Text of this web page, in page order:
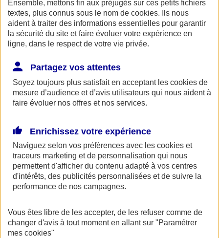
AXA Entraide met à votre disposition, ainsi qu'à celle de vos
proches une ligne de soutien psychologique. Ce service gratuit est
accessible 24h/24 au 0800 77 88 95.
Espace Client
Fermer le bandeau d'alerte
Ensemble, mettons fin aux préjugés sur ces petits fichiers
textes, plus connus sous le nom de cookies. Ils nous
aident à traiter des informations essentielles pour garantir
la sécurité du site et faire évoluer votre expérience en
ligne, dans le respect de votre vie privée.
Partagez vos attentes
Soyez toujours plus satisfait en acceptant les cookies de
mesure d’audience et d’avis utilisateurs qui nous aident à
faire évoluer nos offres et nos services.
Enrichissez votre expérience
Naviguez selon vos préférences avec les cookies et
traceurs marketing et de personnalisation qui nous
permettent d'afficher du contenu adapté à vos centres
d'intérêts, des publicités personnalisées et de suivre la
performance de nos campagnes.
Vous êtes libre de les accepter, de les refuser comme de
changer d'avis à tout moment en allant sur "Paramétrer
mes cookies"